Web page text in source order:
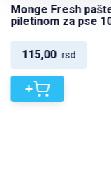
Monge Fresh
piletinom za pse
115,00 rsd
+